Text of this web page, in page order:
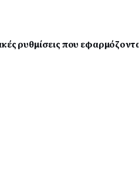
ρυθμίσεις που